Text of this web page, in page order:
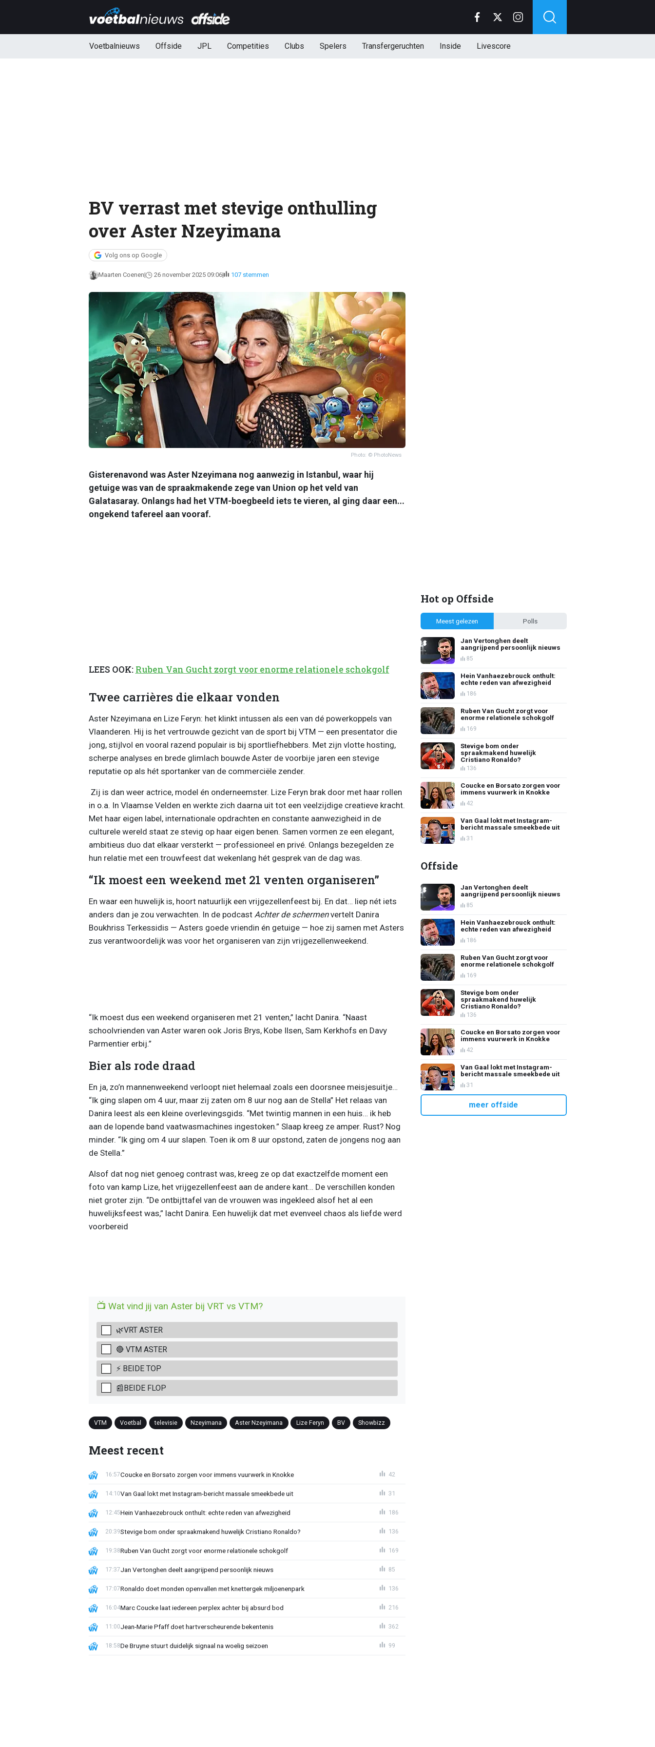
Voetbalnieuws Offside JPL Competities Clubs Spelers Transfergeruchten Inside Livescore
BV verrast met stevige onthulling
over Aster Nzeyimana
Volg ons op Google
Maarten Coenen 26 november 2025 09:06 107 stemmen
Photo: © PhotoNews
Gisterenavond was Aster Nzeyimana nog aanwezig in Istanbul, waar hij
getuige was van de spraakmakende zege van Union op het veld van
Galatasaray. Onlangs had het VTM-boegbeeld iets te vieren, al ging daar een...
ongekend tafereel aan vooraf.
LEES OOK: Ruben Van Gucht zorgt voor enorme relationele schokgolf
Twee carrières die elkaar vonden
Aster Nzeyimana en Lize Feryn: het klinkt intussen als een van dé powerkoppels van
Vlaanderen. Hij is het vertrouwde gezicht van de sport bij VTM — een presentator die
jong, stijlvol en vooral razend populair is bij sportliefhebbers. Met zijn vlotte hosting,
scherpe analyses en brede glimlach bouwde Aster de voorbije jaren een stevige
reputatie op als hét sportanker van de commerciële zender.
Zij is dan weer actrice, model én onderneemster. Lize Feryn brak door met haar rollen
in o.a. In Vlaamse Velden en werkte zich daarna uit tot een veelzijdige creatieve kracht.
Met haar eigen label, internationale opdrachten en constante aanwezigheid in de
culturele wereld staat ze stevig op haar eigen benen. Samen vormen ze een elegant,
ambitieus duo dat elkaar versterkt — professioneel en privé. Onlangs bezegelden ze
hun relatie met een trouwfeest dat wekenlang hét gesprek van de dag was.
“Ik moest een weekend met 21 venten organiseren”
En waar een huwelijk is, hoort natuurlijk een vrijgezellenfeest bij. En dat… liep nét iets
anders dan je zou verwachten. In de podcast Achter de schermenvertelt Danira
Boukhriss Terkessidis — Asters goede vriendin én getuige — hoe zij samen met Asters
zus verantwoordelijk was voor het organiseren van zijn vrijgezellenweekend.
“Ik moest dus een weekend organiseren met 21 venten,” lacht Danira. “Naast
schoolvrienden van Aster waren ook Joris Brys, Kobe Ilsen, Sam Kerkhofs en Davy
Parmentier erbij.”
Bier als rode draad
En ja, zo’n mannenweekend verloopt niet helemaal zoals een doorsnee meisjesuitje…
“Ik ging slapen om 4 uur, maar zij zaten om 8 uur nog aan de Stella” Het relaas van
Danira leest als een kleine overlevingsgids. “Met twintig mannen in een huis… ik heb
aan de lopende band vaatwasmachines ingestoken.” Slaap kreeg ze amper. Rust? Nog
minder. “Ik ging om 4 uur slapen. Toen ik om 8 uur opstond, zaten de jongens nog aan
de Stella.”
Alsof dat nog niet genoeg contrast was, kreeg ze op dat exactzelfde moment een
foto van kamp Lize, het vrijgezellenfeest aan de andere kant… De verschillen konden
niet groter zijn. “De ontbijttafel van de vrouwen was ingekleed alsof het al een
huwelijksfeest was,” lacht Danira. Een huwelijk dat met evenveel chaos als liefde werd
voorbereid
📺 Wat vind jij van Aster bij VRT vs VTM?
🌿VRT ASTER
🔴 VTM ASTER
⚡ BEIDE TOP
📰BEIDE FLOP
VTM Voetbal televisie Nzeyimana Aster Nzeyimana Lize Feryn BV Showbizz
Meest recent
Coucke en Borsato zorgen voor immens vuurwerk in Knokke
16:57 42
Van Gaal lokt met Instagram-bericht massale smeekbede uit
14:10 31
Hein Vanhaezebrouck onthult: echte reden van afwezigheid
12:45 186
Stevige bom onder spraakmakend huwelijk Cristiano Ronaldo?
20:39 136
Ruben Van Gucht zorgt voor enorme relationele schokgolf
19:38 169
Jan Vertonghen deelt aangrijpend persoonlijk nieuws
17:37 85
Ronaldo doet monden openvallen met knettergek miljoenenpark
17:07 136
Marc Coucke laat iedereen perplex achter bij absurd bod
16:04 216
Jean-Marie Pfaff doet hartverscheurende bekentenis
11:00 362
De Bruyne stuurt duidelijk signaal na woelig seizoen
18:58 99
Hot op Offside
Meest gelezen Polls
Jan Vertonghen deelt
aangrijpend persoonlijk nieuws
85
Hein Vanhaezebrouck onthult:
echte reden van afwezigheid
186
Ruben Van Gucht zorgt voor
enorme relationele schokgolf
169
Stevige bom onder
spraakmakend huwelijk
Cristiano Ronaldo?
136
Coucke en Borsato zorgen voor
immens vuurwerk in Knokke
42
Van Gaal lokt met Instagram-
bericht massale smeekbede uit
31
Offside
Jan Vertonghen deelt
aangrijpend persoonlijk nieuws
85
Hein Vanhaezebrouck onthult:
echte reden van afwezigheid
186
Ruben Van Gucht zorgt voor
enorme relationele schokgolf
169
Stevige bom onder
spraakmakend huwelijk
Cristiano Ronaldo?
136
Coucke en Borsato zorgen voor
immens vuurwerk in Knokke
42
Van Gaal lokt met Instagram-
bericht massale smeekbede uit
31
meer offside